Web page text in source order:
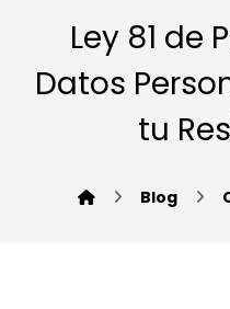
Ley 81 de
Datos
tu
Blog